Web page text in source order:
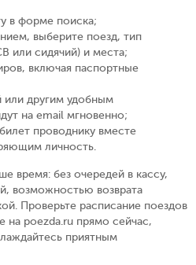
в форме поиска;
выберите поезд, тип
или сидячий) и места;
включая паспортные
или другим удобным
на email мгновенно;
проводнику вместе
личность.
время: без очередей в кассу,
возможностью возврата
Проверьте расписание поездов
poezda.ru прямо сейчас,
приятным